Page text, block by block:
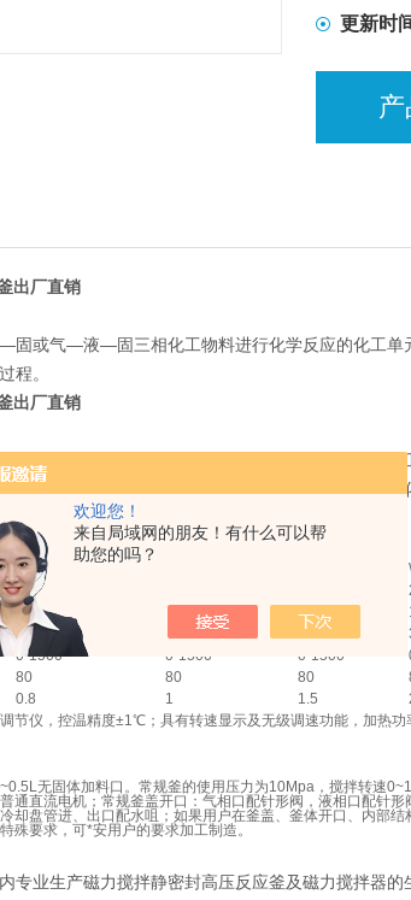
欢迎您！
来自局域网的朋友！有什么可以帮
助您的吗？
更新时
出厂直销
或气—液—固三相化工物料进行化学反应的化工单
程。
出厂直销
封和机械密封，从而实现整台反应釜在密封状态下
化工、有机合成、制药、食品等工艺中进行硫化、氟
WDF-0.25
0.25
10-15 10-15 10-20
300 300 300
0-1500 0-1500 0-1500
80 80 80
0.8 1 1.5
仪，控温精度±1℃；具有转速显示及无级调速功能，加热功
无固体加料口。常规釜的使用压力为10Mpa，搅拌转速
通直流电机；常规釜盖开口：气相口配针形阀，液相口配针
却盘管进、出口配水咀；如果用户在釜盖、釜体开口、内部
殊要求，可*安用户的要求加工制造。
专业生产磁力搅拌静密封高压反应釜及磁力搅拌器